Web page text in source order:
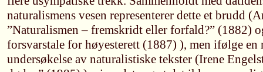
naturalismens vesen representerer dette et brudd
”Naturalismen – fremskridt eller forfald?” (1882)
forsvarstale for høyesterett (1887) ), men ifølge en
undersøkelse av naturalistiske tekster (Irene